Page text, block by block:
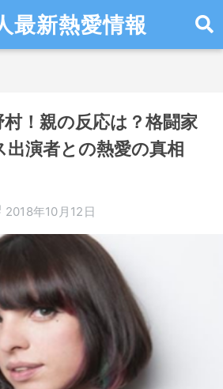
最新熱愛情報
！親の反応は？格闘家
演者との熱愛の真相
2018年10月12日